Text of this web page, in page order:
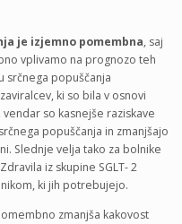
je izjemno pomembna, saj
vplivamo na prognozo teh
srčnega popuščanja
ki so bila v osnovi
so kasnejše raziskave
popuščanja in zmanjšajo
Slednje velja tako za bolnike
iz skupine SGLT- 2
ki jih potrebujejo.
zmanjša kakovost